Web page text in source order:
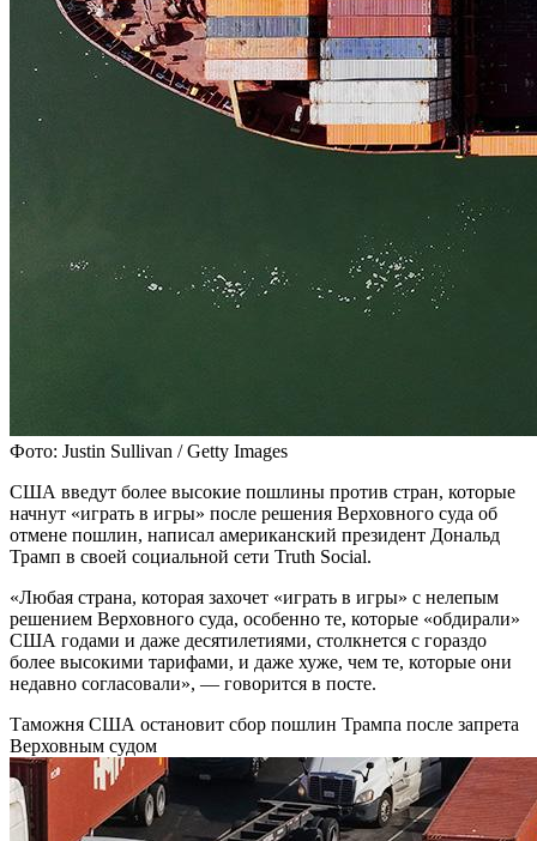
Фото: Justin Sullivan / Getty Images
США введут более высокие пошлины против стран, которые
начнут «играть в игры» после решения Верховного суда об
отмене пошлин, написал американский президент Дональд
Трамп в своей социальной сети Truth Social.
«Любая страна, которая захочет «играть в игры» с нелепым
решением Верховного суда, особенно те, которые «обдирали»
США годами и даже десятилетиями, столкнется с гораздо
более высокими тарифами, и даже хуже, чем те, которые они
недавно согласовали», — говорится в посте.
Таможня США остановит сбор пошлин Трампа после запрета
Верховным судом